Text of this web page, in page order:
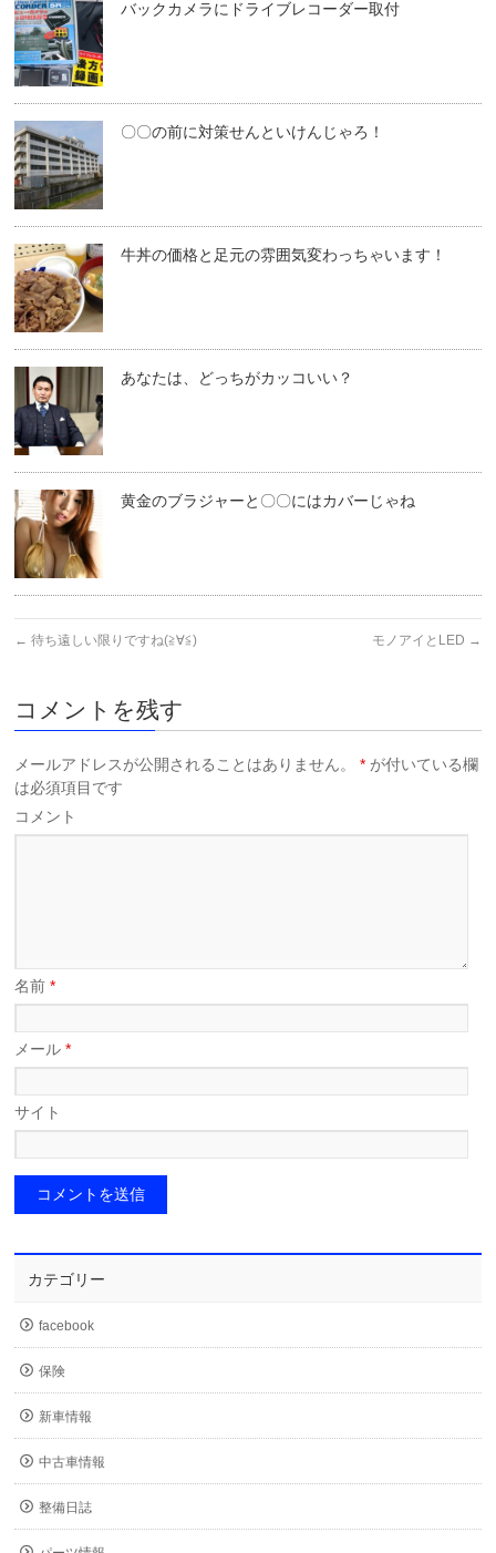
バックカメラにドライブレコーダー取付
〇〇の前に対策せんといけんじゃろ！
牛丼の価格と足元の雰囲気変わっちゃいます！
あなたは、どっちがカッコいい？
黄金のブラジャーと〇〇にはカバーじゃね
← 待ち遠しい限りですね(≧∀≦) モノアイとLED →
コメントを残す
メールアドレスが公開されることはありません。 * が付いている欄
は必須項目です
コメント
名前*
メール*
サイト
カテゴリー
facebook
保険
新車情報
中古車情報
整備日誌